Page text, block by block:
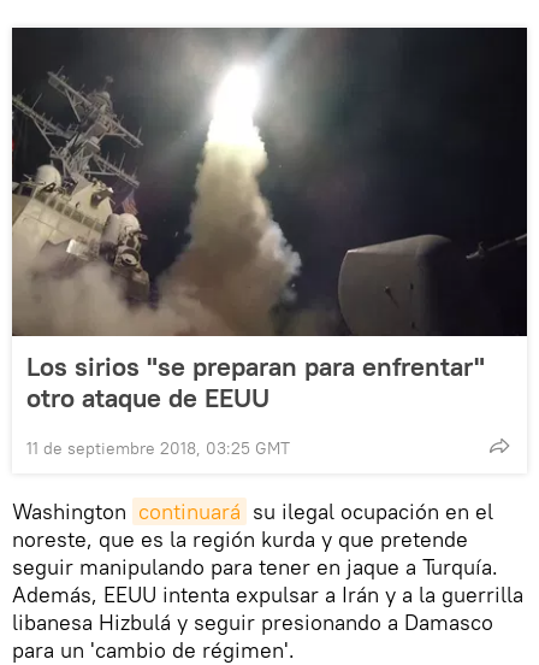
Los sirios "se preparan para enfrentar"
otro ataque de EEUU
11 de septiembre 2018, 03:25 GMT
Washington continuará su ilegal ocupación en el
noreste, que es la región kurda y que pretende
seguir manipulando para tener en jaque a Turquía.
Además, EEUU intenta expulsar a Irán y a la guerrilla
libanesa Hizbulá y seguir presionando a Damasco
para un 'cambio de régimen'.